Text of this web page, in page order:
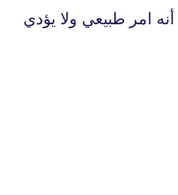
أنه امر طبيعي ولا يؤدي